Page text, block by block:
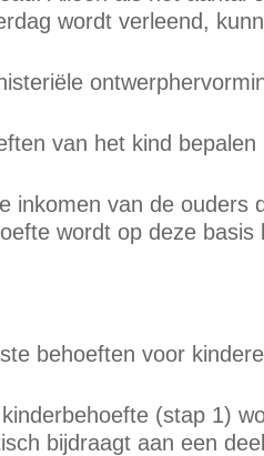
wordt verleend,
van het kind
inkomen van de ouders
wordt op deze
behoeften voor
(stap 1)
bijdraagt aan een